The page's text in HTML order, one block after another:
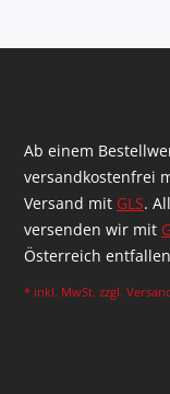
Ab einem
versandkostenfrei
Versand mit GLS.
versenden wir mit
Österreich
* inkl. MwSt. zzgl.